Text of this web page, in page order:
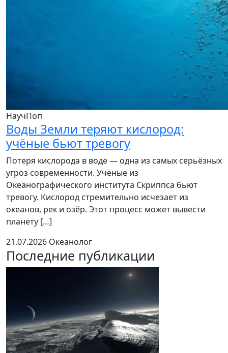
НаучПоп
Воды Земли теряют кислород:
учёные бьют тревогу
Потеря кислорода в воде — одна из самых серьёзных
угроз современности. Учёные из
Океанографического института Скриппса бьют
тревогу. Кислород стремительно исчезает из
океанов, рек и озёр. Этот процесс может вывести
планету […]
21.07.2026 Океанолог
Последние публикации